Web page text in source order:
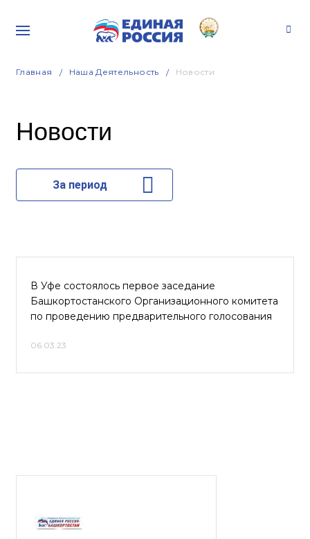
Главная Наша Деятельность Новости
Новости
За период
В Уфе состоялось первое заседание
Башкортостанского Организационного комитета
по проведению предварительного голосования
06.03.23